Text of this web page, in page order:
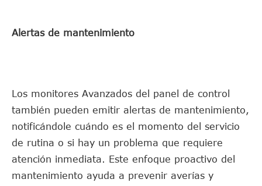
Alertas de mantenimiento
Los monitores Avanzados del panel de control
también pueden emitir alertas de mantenimiento,
notificándole cuándo es el momento del servicio
de rutina o si hay un problema que requiere
atención inmediata. Este enfoque proactivo del
mantenimiento ayuda a prevenir averías y